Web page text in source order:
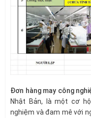
Đơn hàng may công
Nhật Bản, là một cơ
nghiệm và đam mê với